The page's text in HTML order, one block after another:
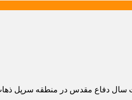
دفاع مقدس در منطقه سرپل ذهاب